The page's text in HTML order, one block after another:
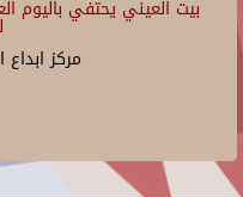
بيت العيني يحتفي باليوم
مركز